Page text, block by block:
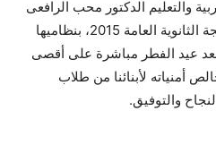
والتعليم الدكتور محب الرافعى
أكد فى تصريحات سابقة أن نتيجة الثانوية العامة 2015، بنظاميها
بعد عيد الفطر مباشرة على أقصى
أمنياته لأبنائنا من طلاب
والتوفيق.